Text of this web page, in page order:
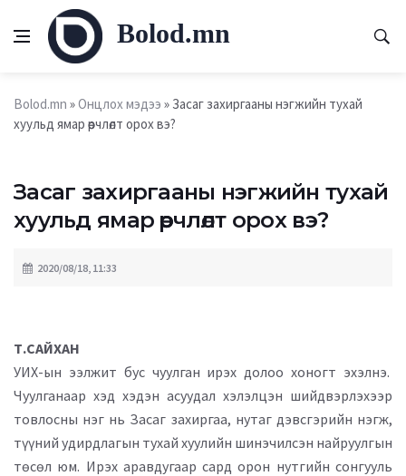
Bolod.mn
Bolod.mn »Онцлох мэдээ » Засаг захиргааны нэгжийн тухай
хуульд ямар өөрчлөлт орох вэ?
Засаг захиргааны нэгжийн тухай
хуульд ямар өөрчлөлт орох вэ?
2020/08/18, 11:33
Т.САЙХАН
УИХ-ын ээлжит бус чуулган ирэх долоо хоногт эхэлнэ.
Чуулганаар хэд хэдэн асуудал хэлэлцэн шийдвэрлэхээр
товлосны нэг нь Засаг захиргаа, нутаг дэвсгэрийн нэгж,
түүний удирдлагын тухай хуулийн шинэчилсэн найруулгын
төсөл юм. Ирэх аравдугаар сард орон нутгийн сонгууль